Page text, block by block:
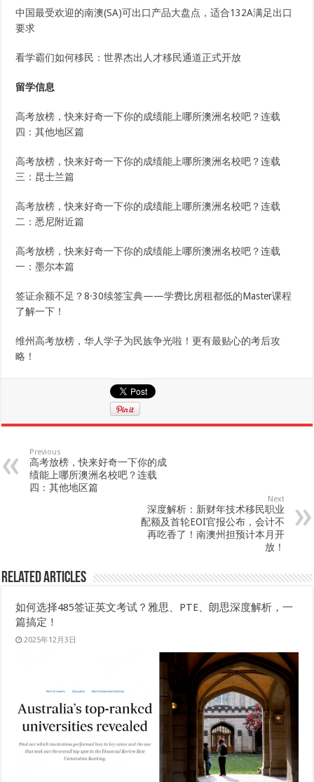
中国最受欢迎的南澳(SA)可出口产品大盘点，适合132A满足出口
要求
看学霸们如何移民：世界杰出人才移民通道正式开放
留学信息
高考放榜，快来好奇一下你的成绩能上哪所澳洲名校吧？连载
四：其他地区篇
高考放榜，快来好奇一下你的成绩能上哪所澳洲名校吧？连载
三：昆士兰篇
高考放榜，快来好奇一下你的成绩能上哪所澳洲名校吧？连载
二：悉尼附近篇
高考放榜，快来好奇一下你的成绩能上哪所澳洲名校吧？连载
一：墨尔本篇
签证余额不足？8·30续签宝典——学费比房租都低的Master课程
了解一下！
维州高考放榜，华人学子为民族争光啦！更有最贴心的考后攻
略！
Previous
高考放榜，快来好奇一下你的成
绩能上哪所澳洲名校吧？连载
四：其他地区篇
Next
深度解析：新财年技术移民职业
配额及首轮EOI官报公布，会计不
再吃香了！南澳州担预计本月开
放！
Related Articles
如何选择485签证英文考试？雅思、PTE、朗思深度解析，一
篇搞定！
2025年12月3日